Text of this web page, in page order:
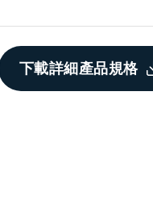
下載詳細產品規格